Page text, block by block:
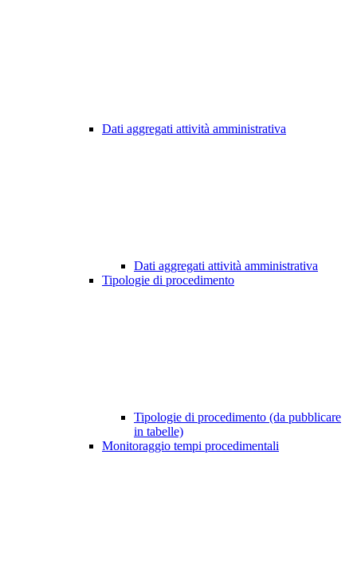
Dati aggregati attività amministrativa
Dati aggregati attività amministrativa
Tipologie di procedimento
Tipologie di procedimento (da pubblicare
in tabelle)
Monitoraggio tempi procedimentali